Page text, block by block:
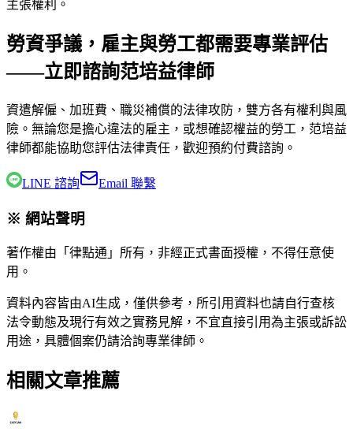
主張權利。
勞資爭議，雇主與勞工都需要專業評估
——立即諮詢范培益律師
資遣解僱、加班費、職災補償的法律攻防，雙方各有權利與風
險。無論您是擔心違法的雇主，或想確認權益的勞工， 范培益
律師都能協助您評估法律責任，歡迎預約付費諮詢。
LINE 諮詢 Email 聯繫
※ 網站聲明
著作權由「律點通」所有，非經正式書面授權，不得任意使
用。
資料內容皆由AI生成，僅供參考，所引用資料也請自行查核
法令動態及現行有效之實務見解，不宜直接引用為主張或訴訟
用途，具體個案仍請洽詢專業律師。
相關文章推薦